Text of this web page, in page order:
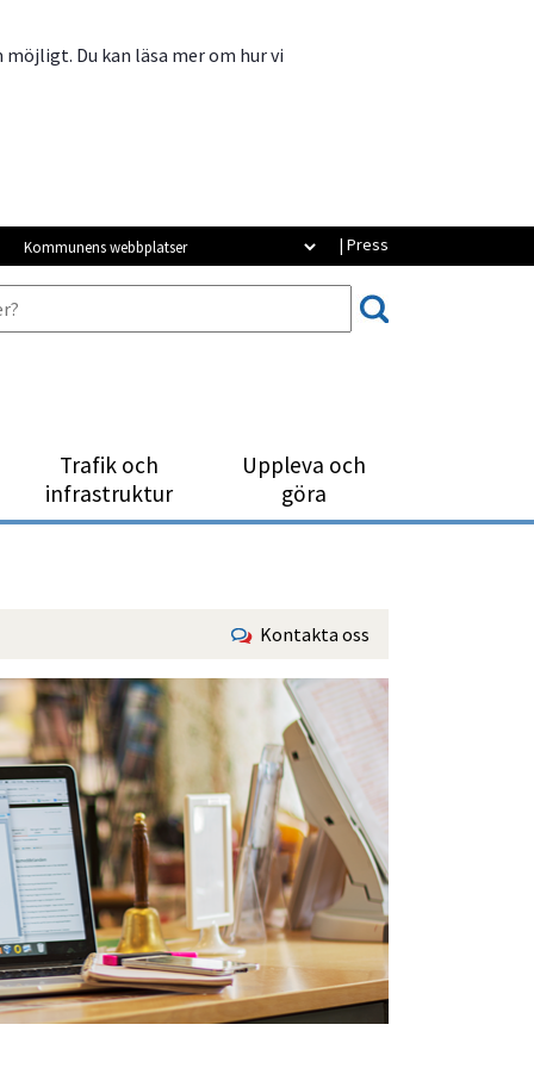
Du kan läsa mer om hur vi
| Press
Kommunens webbplatser
Trafik och
infrastruktur
Uppleva och
göra
Kontakta oss